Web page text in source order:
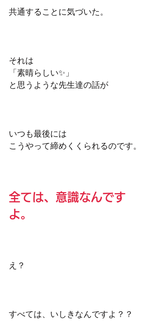
共通することに気づいた。
それは
「素晴らしい✨」
と思うような先生達の話が
いつも最後には
こうやって締めくくられるのです。
全ては、意識なんです
よ。
え？
すべては、いしきなんですよ？？